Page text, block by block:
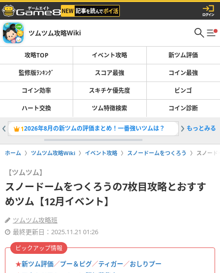
ツムツム攻略Wiki
攻略TOP イベント攻略 新ツム評価
監修版ﾗﾝｷﾝｸﾞ スコア最強 コイン最強
コイン効率 スキチケ優先度 ビンゴ
ハート交換 ツム特徴検索 コイン診断
12026年8月の新ツムの評価まとめ！一番強いツムは？ 2ツムツ
もっとみる
ホーム ツムツム攻略Wiki イベント攻略 スノードームをつくろう スノード
【ツムツム】
スノードームをつくろうの7枚目攻略とおすす
めツム【12月イベント】
ツムツム攻略班
最終更新日：2025.11.21 01:26
★新ツム評価／プー＆ピグ／ティガー／おしりプー
ピックアップ情報